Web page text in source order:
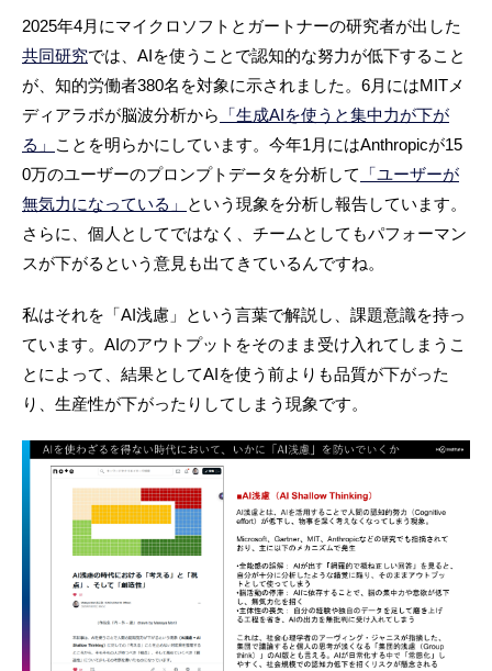
2025年4月にマイクロソフトとガートナーの研究者が出した
共同研究では、AIを使うことで認知的な努力が低下すること
が、知的労働者380名を対象に示されました。6月にはMITメ
ディアラボが脳波分析から
「生成AIを使うと集中力が下が
る」
ことを明らかにしています。今年1月にはAnthropicが15
0万のユーザーのプロンプトデータを分析して
「ユーザーが
無気力になっている」
という現象を分析し報告しています。
さらに、個人としてではなく、チームとしてもパフォーマン
スが下がるという意見も出てきているんですね。
私はそれを「AI浅慮」という言葉で解説し、課題意識を持っ
ています。AIのアウトプットをそのまま受け入れてしまうこ
とによって、結果としてAIを使う前よりも品質が下がった
り、生産性が下がったりしてしまう現象です。